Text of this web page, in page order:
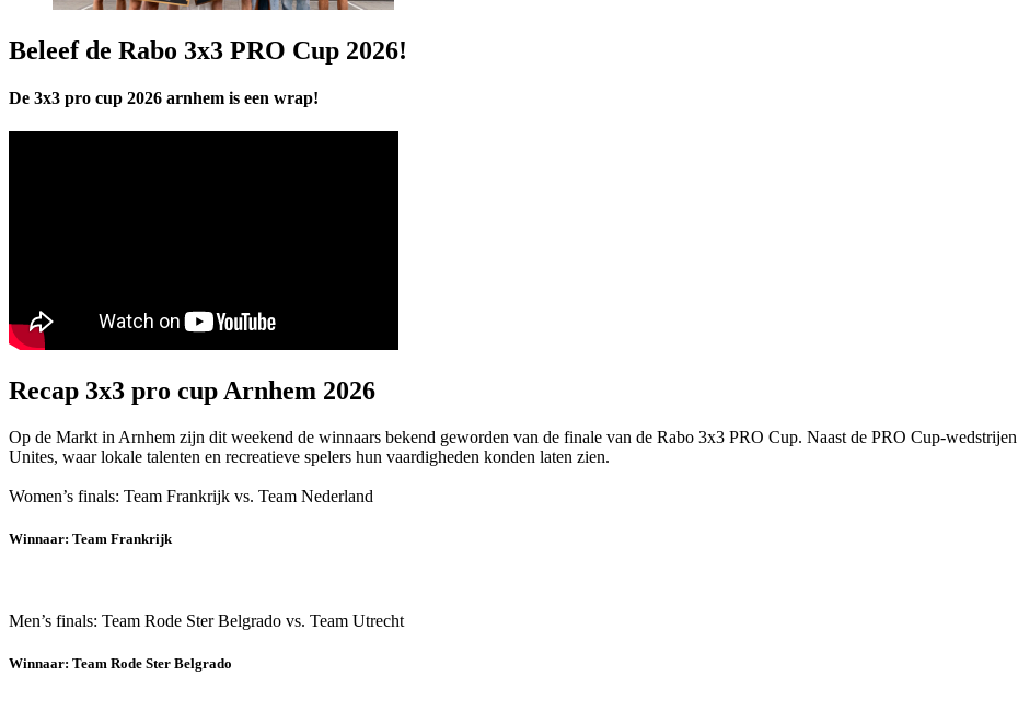
Beleef de Rabo 3x3 PRO Cup 2026!
De 3x3 pro cup 2026 arnhem is een wrap!
Recap 3x3 pro cup Arnhem 2026
Op de Markt in Arnhem zijn dit weekend de winnaars bekend geworden van de finale van de Rabo 3x3 PRO Cup. Naast de PRO Cup-
Unites, waar lokale talenten en recreatieve spelers hun vaardigheden konden laten zien.
Women’s finals: Team Frankrijk vs. Team Nederland
Winnaar: Team Frankrijk
Men’s finals: Team Rode Ster Belgrado vs. Team Utrecht
Winnaar: Team Rode Ster Belgrado